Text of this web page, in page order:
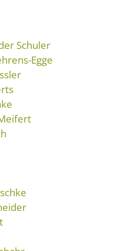
Schuler
Egge